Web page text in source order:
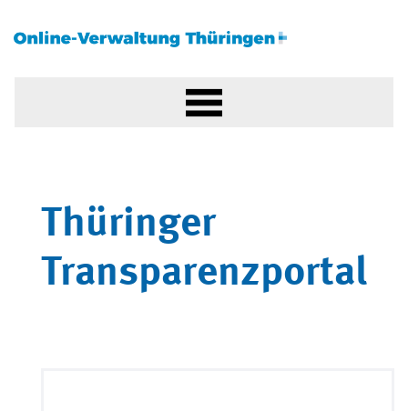
Thüringer
Transparenzportal